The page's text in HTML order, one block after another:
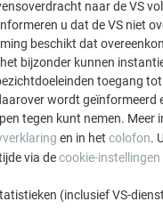
naar de VS
u dat de VS niet
beschikt dat
bijzonder kunnen
toegang
wordt geïnformeerd
tegen kunt nemen. Meer
en in het colofon.
via decookie-instellingen
(inclusief VS-